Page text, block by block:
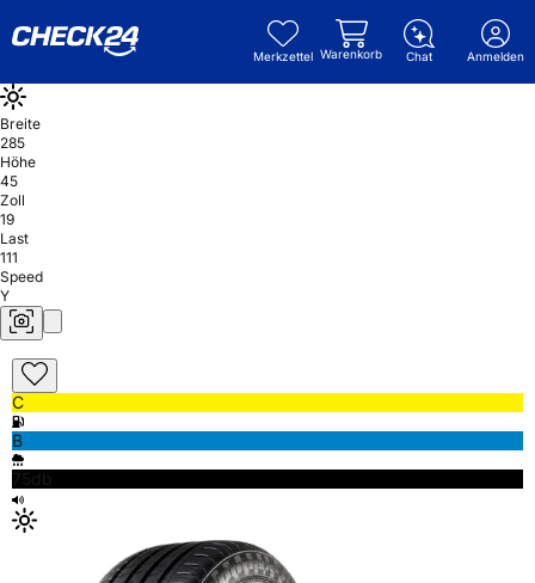
Merkzettel Warenkorb Chat Anmelden
Breite
285
Höhe
45
Zoll
19
Last
111
Speed
Y
C
B
75db